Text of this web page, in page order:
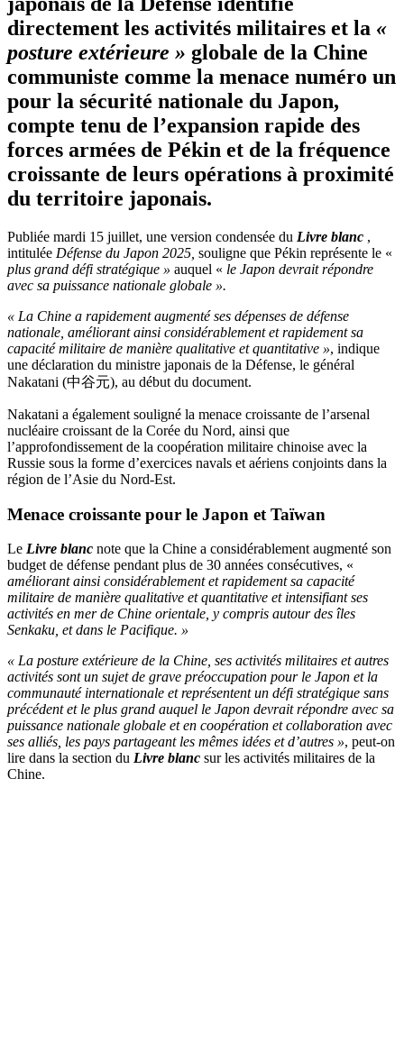
directement les activités militaires et la «
posture extérieure » globale de la Chine
communiste comme la menace numéro un
pour la sécurité nationale du Japon,
compte tenu de l’expansion rapide des
forces armées de Pékin et de la fréquence
croissante de leurs opérations à proximité
du territoire japonais.
Publiée mardi 15 juillet, une version condensée du Livre blanc ,
intitulée Défense du Japon 2025, souligne que Pékin représente le «
plus grand défi stratégique » auquel « le Japon devrait répondre
avec sa puissance nationale globale ».
« La Chine a rapidement augmenté ses dépenses de défense
nationale, améliorant ainsi considérablement et rapidement sa
capacité militaire de manière qualitative et quantitative », indique
une déclaration du ministre japonais de la Défense, le général
Nakatani (中谷元), au début du document.
Nakatani a également souligné la menace croissante de l’arsenal
nucléaire croissant de la Corée du Nord, ainsi que
l’approfondissement de la coopération militaire chinoise avec la
Russie sous la forme d’exercices navals et aériens conjoints dans la
région de l’Asie du Nord-Est.
Menace croissante pour le Japon et Taïwan
Le Livre blanc note que la Chine a considérablement augmenté son
budget de défense pendant plus de 30 années consécutives, «
améliorant ainsi considérablement et rapidement sa capacité
militaire de manière qualitative et quantitative et intensifiant ses
activités en mer de Chine orientale, y compris autour des îles
Senkaku, et dans le Pacifique. »
« La posture extérieure de la Chine, ses activités militaires et autres
activités sont un sujet de grave préoccupation pour le Japon et la
communauté internationale et représentent un défi stratégique sans
précédent et le plus grand auquel le Japon devrait répondre avec sa
puissance nationale globale et en coopération et collaboration avec
ses alliés, les pays partageant les mêmes idées et d’autres », peut-on
lire dans la section du Livre blanc sur les activités militaires de la
Chine.